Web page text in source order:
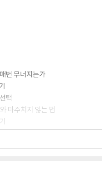
번 무너지는가
택
마주치지 않는 법
는 알파벳 Y